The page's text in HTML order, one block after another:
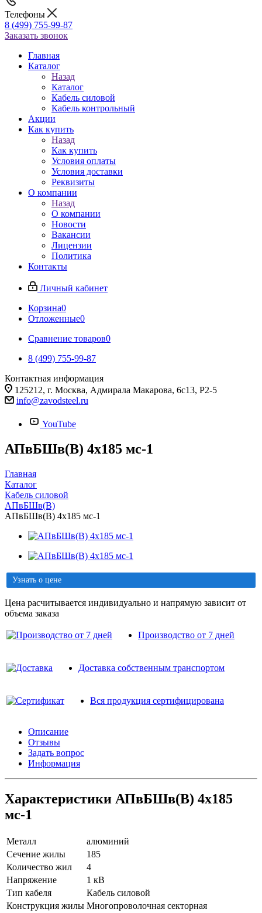
Телефоны
8 (499) 755-99-87
Заказать звонок
Главная
Каталог
Назад
Каталог
Кабель силовой
Кабель контрольный
Акции
Как купить
Назад
Как купить
Условия оплаты
Условия доставки
Реквизиты
О компании
Назад
О компании
Новости
Вакансии
Лицензии
Политика
Контакты
Личный кабинет
Корзина0
Отложенные0
Сравнение товаров0
8 (499) 755-99-87
Контактная информация
125212, г. Москва, Адмирала Макарова, 6с13, Р2-5
info@zavodsteel.ru
YouTube
АПвБШв(B) 4х185 мс-1
Главная
Каталог
Кабель силовой
АПвБШв(B)
АПвБШв(B) 4х185 мс-1
Узнать о цене
Цена расчитывается индивидуально и напрямую зависит от
объема заказа
Производство от 7 дней
Доставка собственным транспортом
Вся продукция сертифицирована
Описание
Отзывы
Задать вопрос
Информация
Характеристики АПвБШв(B) 4х185
мс-1
Металл
алюминий
Сечение жилы
185
Количество жил
4
Напряжение
1 кВ
Тип кабеля
Кабель силовой
Конструкция жилы Многопроволочная секторная